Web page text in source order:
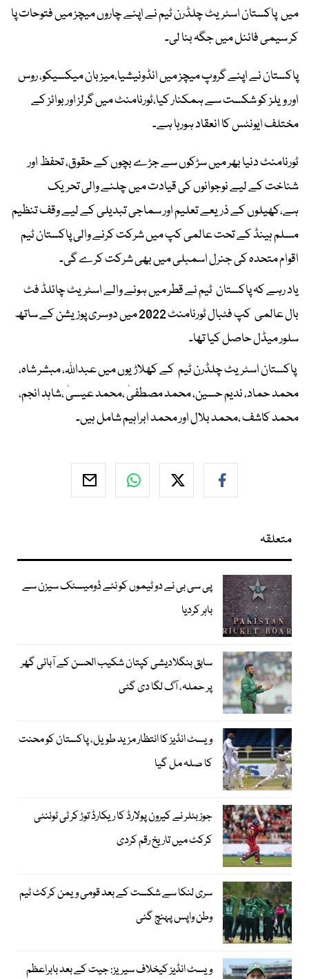
میں پاکستان اسٹریٹ چلڈرن ٹیم نے اپنے چاروں میچز میں فتوحات پا
کر سیمی فائنل میں جگہ بنا لی۔
پاکستان نے اپنے گروپ میچز میں انڈونیشیا،میزبان میکسیکو، روس
اور ویلز کو شکست سے ہمکنار کیا،ٹورنامنٹ میں گرلز اور بوائز کے
مختلف ایونٹس کا انعقاد ہورہا ہے۔
ٹورنامنٹ دنیا بھر میں سڑکوں سے جڑے بچوں کے حقوق، تحفظ اور
شناخت کے لیے نوجوانوں کی قیادت میں چلنے والی تحریک
ہے،کھیلوں کے ذریعے تعلیم اور سماجی تبدیلی کے لیے وقف تنظیم
مسلم ہینڈ کے تحت عالمی کپ میں شرکت کرنے والی پاکستان ٹیم
اقوام متحدہ کی جنرل اسمبلی میں بھی شرکت کرے گی۔
یاد رہے کہ پاکستان ٹیم نے قطر میں ہونے والے اسٹریٹ چائلڈ فٹ
بال عالمی کپ فٹبال ٹورنامنٹ 2022 میں دوسری پوزیشن کے ساتھ
سلور میڈل حاصل کیا تھا۔
پاکستان اسٹریٹ چلڈرن ٹیم کے کھلاڑیوں میں عبداللہ، مبشر شاہ،
محمد حماد، ندیم حسین، محمد مصطفیٰ ،محمد عیسیٰ ،شاہد انجم،
محمد کاشف ،محمد بلال اور محمد ابراہیم شامل ہیں۔
متعلقہ
پی سی بی نے دو ٹیموں کو نئے ڈومیسٹک سیزن سے
باہر کردیا
سابق بنگلادیشی کپتان شکیب الحسن کے آبائی گھر
پر حملہ، آگ لگا دی گئی
ویسٹ انڈیز کا انتظار مزید طویل، پاکستان کو محنت
کا صلہ مل گیا
جوز بٹلر نے کیرون پولارڈ کا ریکارڈ توڑ کر ٹی ٹوئنٹی
کرکٹ میں تاریخ رقم کردی
سری لنکا سے شکست کے بعد قومی ویمن کرکٹ ٹیم
وطن واپس پہنچ گئی
ویسٹ انڈیز کیخلاف سیریز: جیت کے بعد بابراعظم